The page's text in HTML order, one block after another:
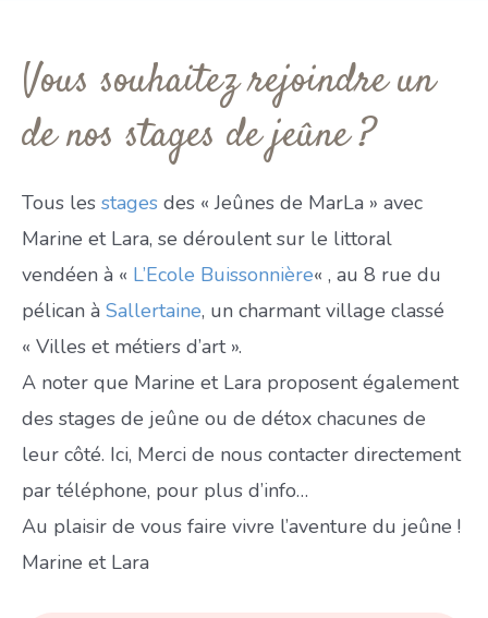
Vous souhaitez rejoindre un
de nos stages de jeûne ?
Tous les stages des « Jeûnes de MarLa » avec
Marine et Lara, se déroulent sur le littoral
vendéen à « L’Ecole Buissonnière« , au 8 rue du
pélican à Sallertaine, un charmant village classé
« Villes et métiers d’art ».
A noter que Marine et Lara proposent également
des stages de jeûne ou de détox chacunes de
leur côté. Ici, Merci de nous contacter directement
par téléphone, pour plus d’info…
Au plaisir de vous faire vivre l’aventure du jeûne !
Marine et Lara